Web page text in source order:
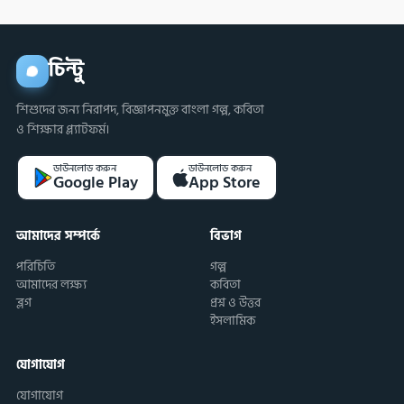
চিন্টু
শিশুদের জন্য নিরাপদ, বিজ্ঞাপনমুক্ত বাংলা গল্প, কবিতা
ও শিক্ষার প্ল্যাটফর্ম।
ডাউনলোড করুন
Google Play
ডাউনলোড করুন
App Store
আমাদের সম্পর্কে
পরিচিতি
আমাদের লক্ষ্য
ব্লগ
বিভাগ
গল্প
কবিতা
প্রশ্ন ও উত্তর
ইসলামিক
যোগাযোগ
যোগাযোগ